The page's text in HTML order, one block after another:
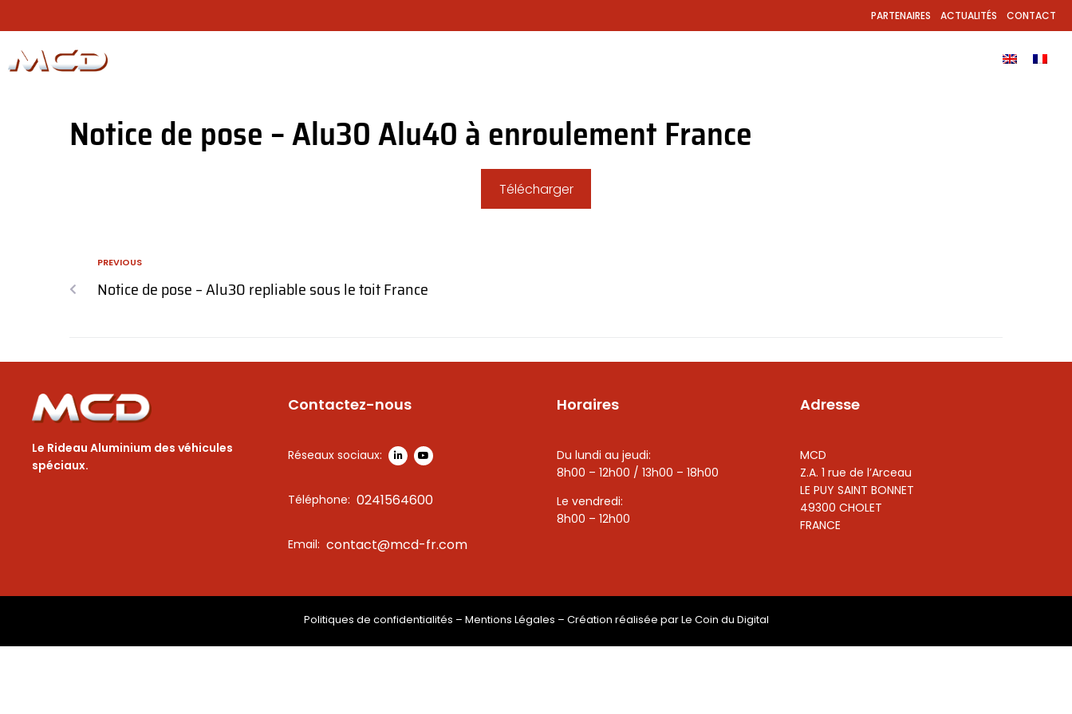
PARTENAIRES ACTUALITÉS CONTACT
Notice de pose – Alu30 Alu40 à enroulement France
Télécharger
PREVIOUS
Notice de pose – Alu30 repliable sous le toit France
Le Rideau Aluminium des véhicules
spéciaux.
Contactez-nous
Réseaux sociaux:
Téléphone: 0241564600
Email: contact@mcd-fr.com
Horaires
Du lundi au jeudi:
8h00 – 12h00 / 13h00 – 18h00
Le vendredi:
8h00 – 12h00
Adresse
MCD
Z.A. 1 rue de l’Arceau
LE PUY SAINT BONNET
49300 CHOLET
FRANCE
Politiques de confidentialités – Mentions Légales – Création réalisée parLe Coin du Digital